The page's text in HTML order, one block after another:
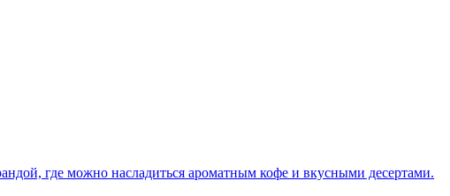
где можно насладиться ароматным кофе и вкусными десертами.